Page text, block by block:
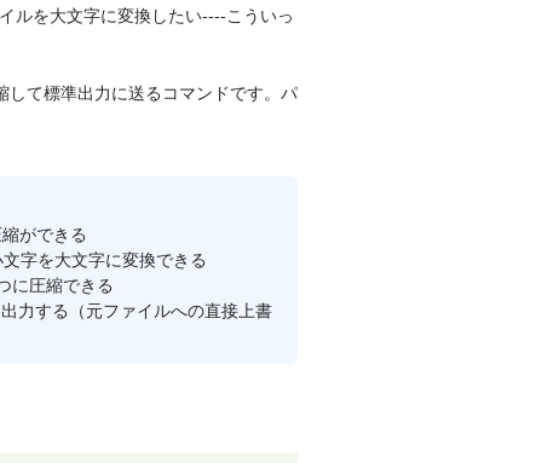
ルを大文字に変換したい----こういっ
て標準出力に送るコマンドです。パ
ができる
字を大文字に変換できる
に圧縮できる
力する（元ファイルへの直接上書